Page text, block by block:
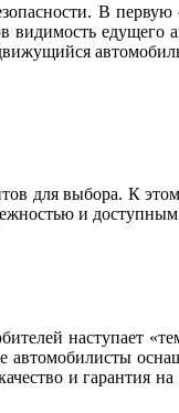
В первую
видимость едущего
для выбора. К
и
наступает
автомобилисты
и гарантия